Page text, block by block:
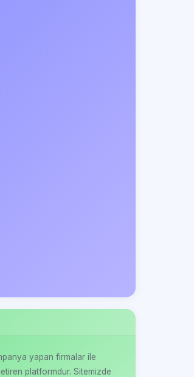
yapan firmalar ile
platformdur. Sitemizde